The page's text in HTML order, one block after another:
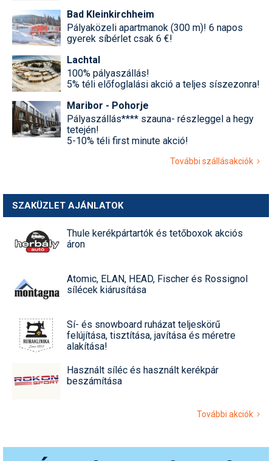
Wellness
Bad Kleinkirchheim
Pályaközeli apartmanok (300 m)! 6 napos
gyerek síbérlet csak 6 €!
Lachtal
100% pályaszállás!
5% téli előfoglalási akció a teljes síszezonra!
Maribor - Pohorje
Pályaszállás**** szauna- részleggel a hegy
tetején!
5-10% téli first minute akció!
További szállásakciók
SZAKÜZLET AJÁNLATOK
Thule kerékpártartók és tetőboxok akciós
áron
Atomic, ELAN, HEAD, Fischer és Rossignol
sílécek kiárusítása
Sí- és snowboard ruházat teljeskörű
felújítása, tisztítása, javítása és méretre
alakítása!
Használt síléc és használt kerékpár
beszámítása
További akciók